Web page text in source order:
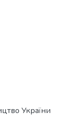
України